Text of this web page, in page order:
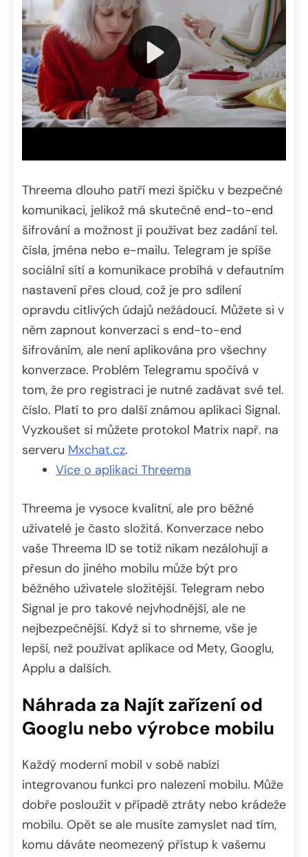
Threema dlouho patří mezi špičku v bezpečné
komunikaci, jelikož má skutečné end-to-end
šifrování a možnost ji používat bez zadání tel.
čísla, jména nebo e-mailu. Telegram je spíše
sociální sítí a komunikace probíhá v defautním
nastavení přes cloud, což je pro sdílení
opravdu citlivých údajů nežádoucí. Můžete si v
něm zapnout konverzaci s end-to-end
šifrováním, ale není aplikována pro všechny
konverzace. Problém Telegramu spočívá v
tom, že pro registraci je nutné zadávat své tel.
číslo. Platí to pro další známou aplikaci Signal.
Vyzkoušet si můžete protokol Matrix např. na
serveru Mxchat.cz.
Více o aplikaci Threema
Threema je vysoce kvalitní, ale pro běžné
uživatelé je často složitá. Konverzace nebo
vaše Threema ID se totiž nikam nezálohují a
přesun do jiného mobilu může být pro
běžného uživatele složitější. Telegram nebo
Signal je pro takové nejvhodnější, ale ne
nejbezpečnější. Když si to shrneme, vše je
lepší, než používat aplikace od Mety, Googlu,
Applu a dalších.
Náhrada za Najít zařízení od
Googlu nebo výrobce mobilu
Každý moderní mobil v sobě nabízí
integrovanou funkci pro nalezení mobilu. Může
dobře posloužit v případě ztráty nebo krádeže
mobilu. Opět se ale musíte zamyslet nad tím,
komu dáváte neomezený přístup k vašemu